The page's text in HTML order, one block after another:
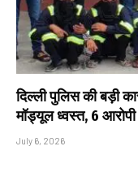
दिल्ली पुलिस की बड़ी
मॉड्यूल ध्वस्त, 6 आरोपी
July 6, 2026